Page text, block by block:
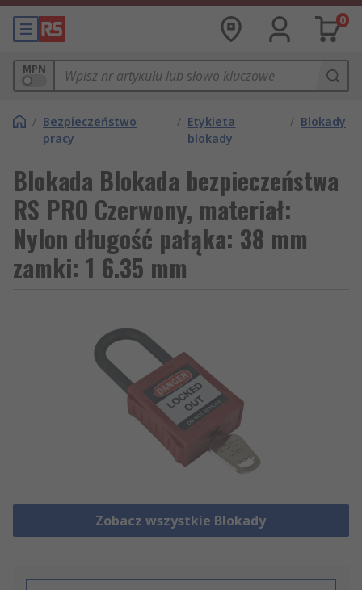
0
MPN
/ Bezpieczeństwo
pracy
/ Etykieta
blokady
/ Blokady
Blokada Blokada bezpieczeństwa
RS PRO Czerwony, materiał:
Nylon długość pałąka: 38 mm
zamki: 1 6.35 mm
Zobacz wszystkie Blokady